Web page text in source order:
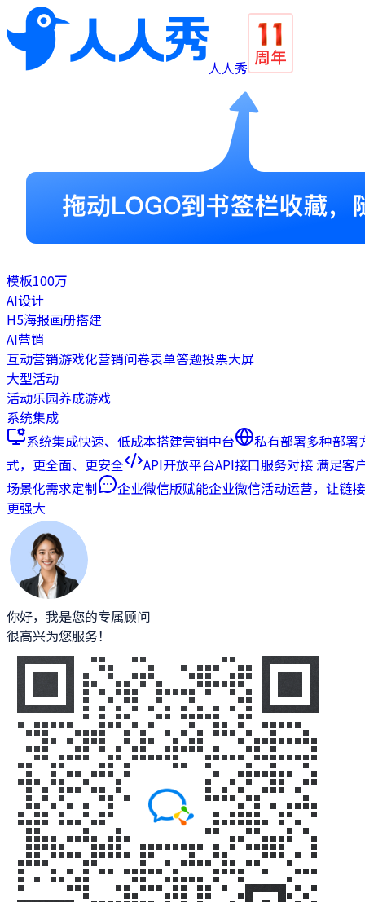
人人秀
模板100万
AI设计
H5海报画册搭建
AI营销
互动营销游戏化营销问卷表单答题投票大屏
大型活动
活动乐园养成游戏
系统集成
系统集成快速、低成本搭建营销中台 私有部署多种部署
式，更全面、更安全
API开放平台API接口服务对接 满足客
场景化需求定制
企业微信版赋能企业微信活动运营，让链接
更强大
你好，我是您的专属顾问
很高兴为您服务！